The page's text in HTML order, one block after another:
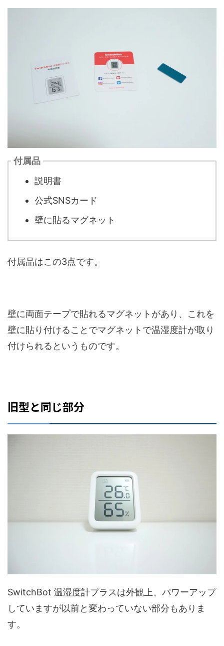
付属品
説明書
公式SNSカード
壁に貼るマグネット
付属品はこの3点です。
壁に両面テープで貼れるマグネットがあり、これを
壁に貼り付けることでマグネットで温湿度計が取り
付けられるというものです。
旧型と同じ部分
SwitchBot 温湿度計プラスは外観上、パワーアップ
していますが以前と変わっていない部分もありま
す。